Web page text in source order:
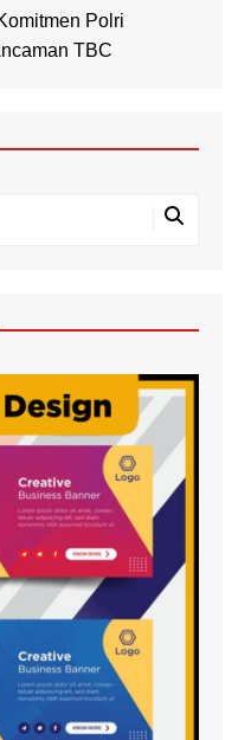
Polri
TBC